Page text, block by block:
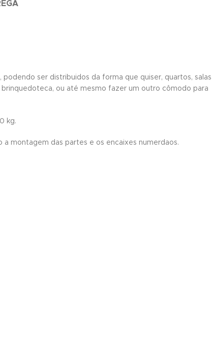
ser distribuidos da forma que quiser, quartos, salas
ou até mesmo fazer um outro cômodo para
kg.
montagem das partes e os encaixes numerdaos.